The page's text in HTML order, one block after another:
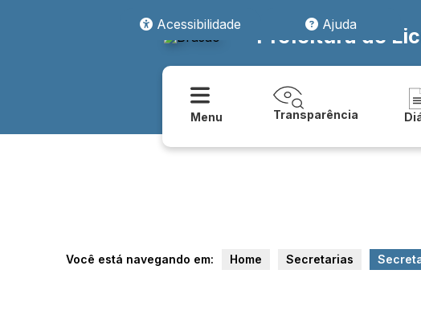
Acessibilidade
Ajuda
Prefeitura de
Menu Transparência
Você está navegando em: Home Secretarias